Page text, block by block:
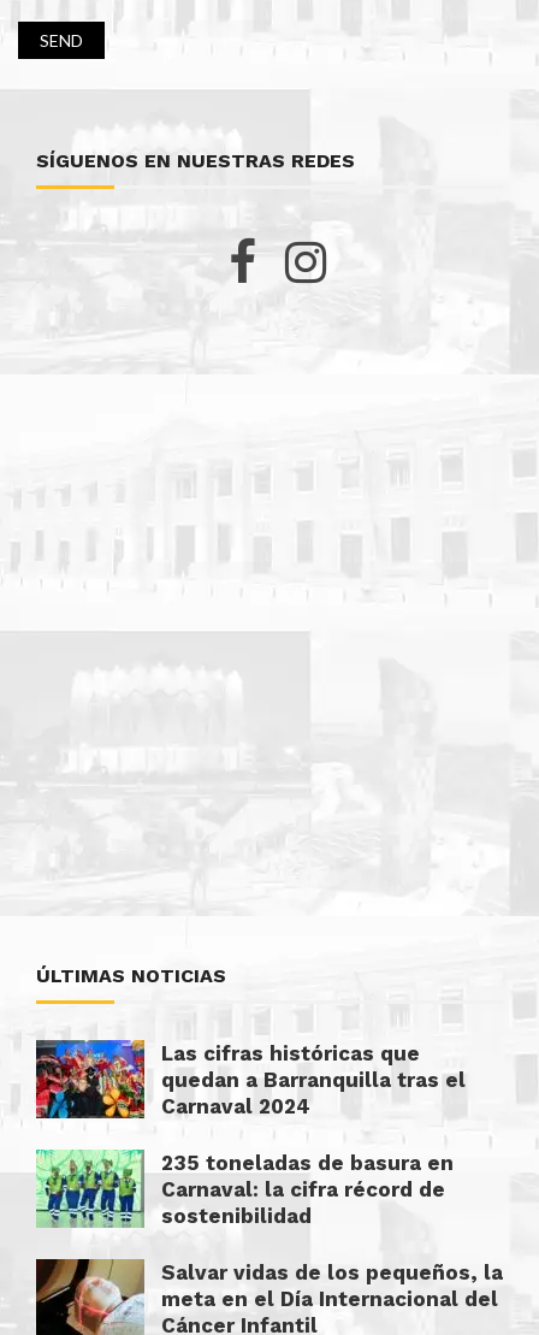
SÍGUENOS EN NUESTRAS REDES
ÚLTIMAS NOTICIAS
Las cifras históricas que
quedan a Barranquilla tras el
Carnaval 2024
235 toneladas de basura en
Carnaval: la cifra récord de
sostenibilidad
Salvar vidas de los pequeños, la
meta en el Día Internacional del
Cáncer Infantil